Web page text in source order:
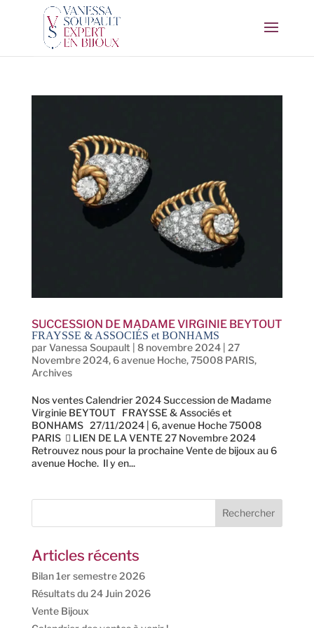
SUCCESSION DE MADAME VIRGINIE BEYTOUT
FRAYSSE & ASSOCIÉS et BONHAMS
parVanessa Soupault 8 novembre 2024| 27
Novembre 2024, 6 avenue Hoche, 75008 PARIS,
Archives
Nos ventes Calendrier 2024 Succession de Madame
Virginie BEYTOUT FRAYSSE & Associés et
BONHAMS 27/11/2024 | 6, avenue Hoche 75008
PARIS  LIEN DE LA VENTE 27 Novembre 2024
Retrouvez nous pour la prochaine Vente de bijoux au 6
avenue Hoche. Il y en...
Articles récents
Bilan 1er semestre 2026
Résultats du 24 Juin 2026
Vente Bijoux